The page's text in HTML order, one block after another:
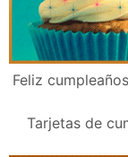
Feliz
Tarjetas de